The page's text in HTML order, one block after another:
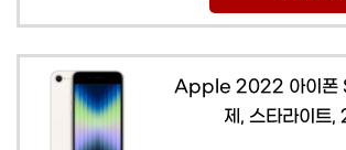
Apple 2022 아이폰
제, 스타라이트